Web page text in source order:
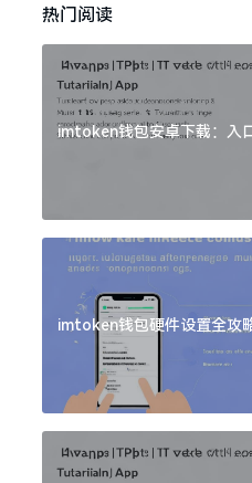
热门阅读
imtoken钱包安卓下载：入
imtoken钱包硬件设置全攻